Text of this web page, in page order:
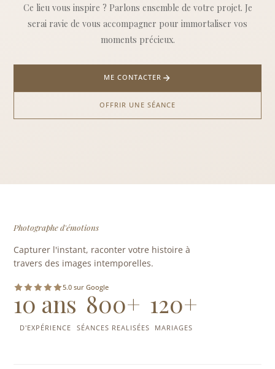
Ce lieu vous inspire ? Parlons ensemble de votre projet. Je
serai ravie de vous accompagner pour immortaliser vos
moments précieux.
ME CONTACTER
OFFRIR UNE SÉANCE
Photographe d'émotions
Capturer l'instant, raconter votre histoire à
travers des images intemporelles.
5.0 sur Google
10 ans
D'EXPÉRIENCE
800+
SÉANCES REALISÉES
120+
MARIAGES